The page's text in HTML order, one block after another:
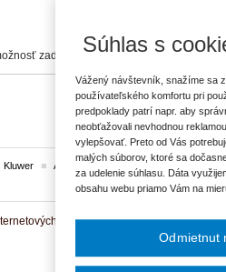
zadať svoje otázky, prípadne prístup
Kluwer ASPI Komplexné právne predpisy
služieb a komunitných portálov
Súhlas s
Vážený návštevník, snažíme sa
používateľského komfortu pri
predpoklady patrí napr. aby
neobťažovali nevhodnou
vylepšovať. Preto od Vás
malých súborov, ktoré sa
za udelenie súhlasu. Dáta
obsahu webu priamo Vám na
Odmietnut